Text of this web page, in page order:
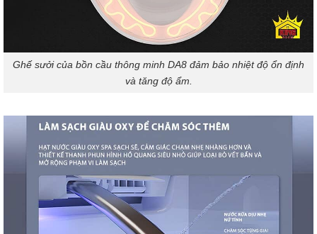
Ghế sưởi của bồn cầu thông minh DA8 đảm bảo nhiệt độ ổn định
và tăng độ ẩm.